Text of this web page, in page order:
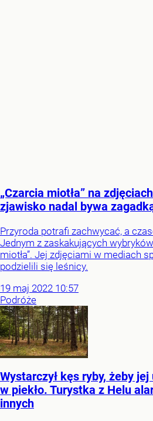
„Czarcia miotła” na
zjawisko nadal bywa
Przyroda potrafi zachwycać, a
Jednym z zaskakujących
miotła”. Jej zdjęciami w mediach
podzielili się leśnicy.
19 maj 2022 10:57
Podróże
Wystarczył kęs ryby, żeby
w piekło. Turystka z Helu
innych